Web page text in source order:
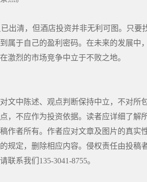
出清，但酒店投资并非无利可图。只
属于自己的盈利密码。在未来的发展
激烈的市场竞争中立于不败之地。
文中陈述、观点判断保持中立，不对
，不应作为投资依据。读者应详细了
作者所有。作者应对文章及图片的真
规定，删除相应内容。侵权责任由投
联系我们135-3041-8755。